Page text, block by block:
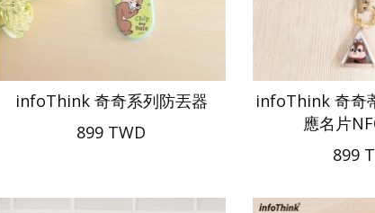
infoThink 奇奇系列防丟器
899 TWD
infoThink 奇奇
應名片
899